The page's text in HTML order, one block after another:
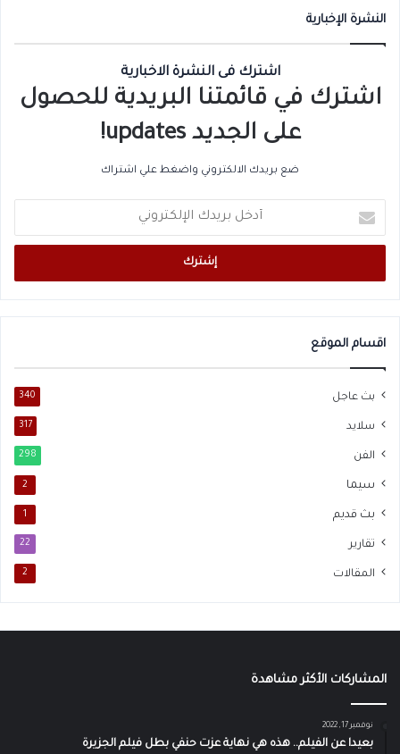
النشرة الإخبارية
اشترك فى النشرة الاخبارية
اشترك في قائمتنا البريدية للحصول
على الجديد updates!
ضع بريدك الالكتروني واضغط علي اشتراك
بريدك
الإلكتروني
اقسام الموقع
بث عاجل 340
سلايد 317
الفن 298
سيما 2
بث قديم 1
تقارير 22
المقالات 2
المشاركات الأكثر مشاهدة
نوفمبر 17, 2022
بعيدا عن الفيلم.. هذه هي نهاية عزت حنفي بطل فيلم الجزيرة